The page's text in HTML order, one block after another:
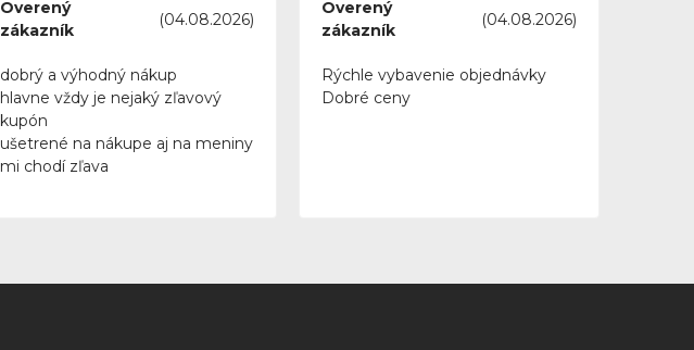
Overený
zákazník
(04.08.2026)
dobrý a výhodný nákup
hlavne vždy je nejaký zľavový
kupón
ušetrené na nákupe aj na meniny
mi chodí zľava
Overený
zákazník
(04.08.2026)
Rýchle vybavenie objednávky
Dobré ceny